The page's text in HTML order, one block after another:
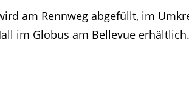
am Rennweg abgefüllt, im
im Globus am Bellevue erhältlich.